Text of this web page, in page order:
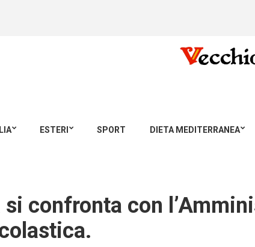
ESTERI SPORT DIETA MEDITERRANEA
confronta con